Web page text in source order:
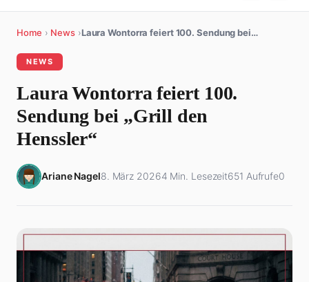
Home › News ›Laura Wontorra feiert 100. Sendung bei…
NEWS
Laura Wontorra feiert 100.
Sendung bei „Grill den
Henssler“
Ariane Nagel8. März 20264 Min. Lesezeit651 Aufrufe0